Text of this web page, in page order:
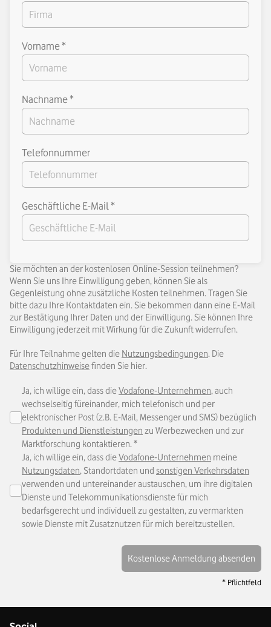
Vorname *
Nachname *
Telefonnummer
Geschäftliche E-Mail *
Sie möchten an der kostenlosen Online-Session teilnehmen?
Wenn Sie uns Ihre Einwilligung geben, können Sie als
Gegenleistung ohne zusätzliche Kosten teilnehmen. Tragen Sie
bitte dazu Ihre Kontaktdaten ein. Sie bekommen dann eine E-Mail
zur Bestätigung Ihrer Daten und der Einwilligung. Sie können Ihre
Einwilligung jederzeit mit Wirkung für die Zukunft widerrufen.
Für Ihre Teilnahme gelten die Nutzungsbedingungen. Die
Datenschutzhinweisefinden Sie hier.
Ja, ich willige ein, dass dieVodafone-Unternehmen, auch
wechselseitig füreinander, mich telefonisch und per
elektronischer Post (z.B. E-Mail, Messenger und SMS) bezüglich
Produkten und Dienstleistungen zu Werbezwecken und zur
Marktforschung kontaktieren.*
Ja, ich willige ein, dass dieVodafone-Unternehmen meine
Nutzungsdaten, Standortdaten und sonstigen Verkehrsdaten
verwenden und untereinander austauschen, um ihre digitalen
Dienste und Telekommunikationsdienste für mich
bedarfsgerecht und individuell zu gestalten, zu vermarkten
sowie Dienste mit Zusatznutzen für mich bereitzustellen.
Kostenlose Anmeldung absenden
* Pflichtfeld